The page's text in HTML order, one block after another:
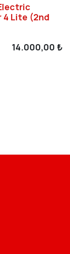
Lite (2nd
14.000,00 ₺